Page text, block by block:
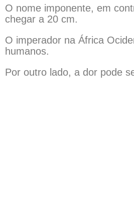
O nome imponente, em
chegar a 20 cm.
O imperador na África
humanos.
Por outro lado, a dor pode